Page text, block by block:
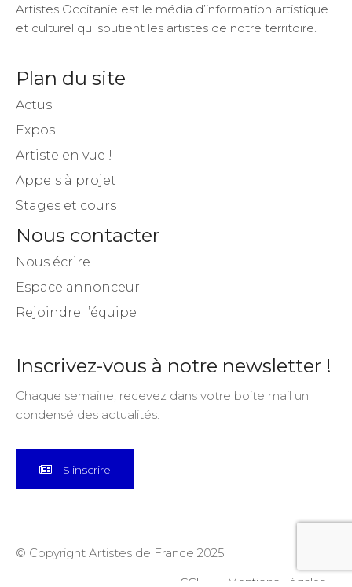
Artistes Occitanie est le média d’information artistique
et culturel qui soutient les artistes de notre territoire.
Plan du site
Actus
Expos
Artiste en vue !
Appels à projet
Stages et cours
Nous contacter
Nous écrire
Espace annonceur
Rejoindre l’équipe
Inscrivez-vous à notre newsletter !
Chaque semaine, recevez dans votre boite mail un
condensé des actualités.
S'inscrire
© Copyright Artistes de France 2025
CGU Mentions Légales